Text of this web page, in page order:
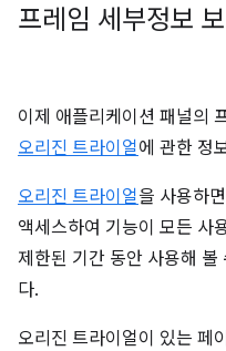
프레임 세부정보
이제 애플리케이션 패널의
오리진 트라이얼에 관한 정
오리진 트라이얼을 사용하
액세스하여 기능이 모든 사
제한된 기간 동안 사용해 볼
다.
오리진 트라이얼이 있는 페